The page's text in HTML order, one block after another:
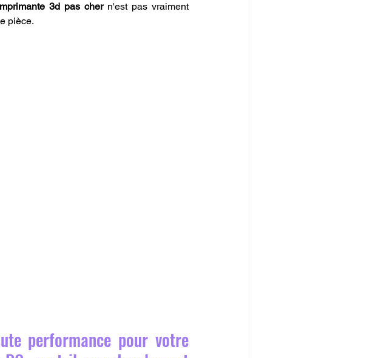
3d pas cher n'est pas vraiment
pièce.
performance pour votre